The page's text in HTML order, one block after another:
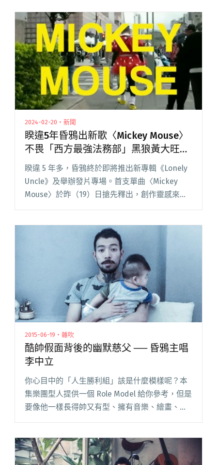
Lilidelacrows 首張個人專輯《淋上蜂蜜的貴金
屬》以黑膠形式限量發行"
2024-02-20・新聞
睽違5年昏鴉出新歌〈Mickey Mouse〉
不畏「西方最強法務部」黑狼黃大旺扮
裝暗黑米妮
睽違 5 年多，昏鴉終於即將推出新專輯《Lonely
Uncle》及舉辦發片專場。首支單曲〈Mickey
Mouse〉於昨（19）日搶先釋出，創作靈感來自
立閱讀全文 "睽違5年昏鴉出新歌〈Mickey
Mouse〉 不畏「西方最強法務部」黑狼黃大旺扮
2015-06-19・雜吹
酷帥假面背後的幽默慈父 ── 昏鴉主唱
李中立
你心目中的「人生勝利組」該是什麼模樣呢？本
集樂團型人提供一個 Role Model 給你參考，但是
要像他一樣長得帥又有型、擁有音樂、繪畫、影
像等全方位藝術才華，還生了一個可愛的兒子，
還是先一起來看看閱讀全文 "酷帥假面背後的幽
默慈父 ── 昏鴉主唱李中立"